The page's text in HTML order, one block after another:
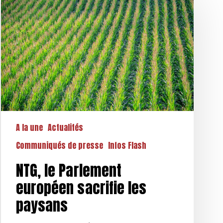
Parlement
européen
sacrifie
les
paysans
A la une Actualités
Communiqués de presse Infos Flash
NTG, le Parlement
européen sacrifie les
paysans